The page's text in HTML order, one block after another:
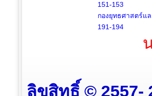
151-153
กองยุทธศาสตร์แ
191-194
ลิขสิทธิ์ © 2557-